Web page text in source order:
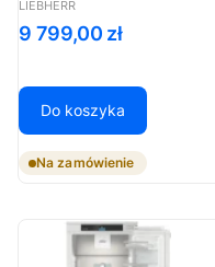
LIEBHERR
Cena
9 799,00 zł
Do koszyka
Na zamówienie